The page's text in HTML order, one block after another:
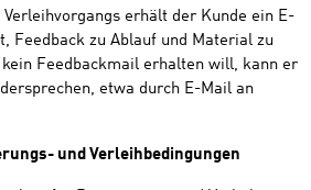
Verleihvorgangs erhält der Kunde ein E-
Feedback zu Ablauf und Material zu
Feedbackmail erhalten will, kann er
etwa durch E-Mail an
und Verleihbedingungen